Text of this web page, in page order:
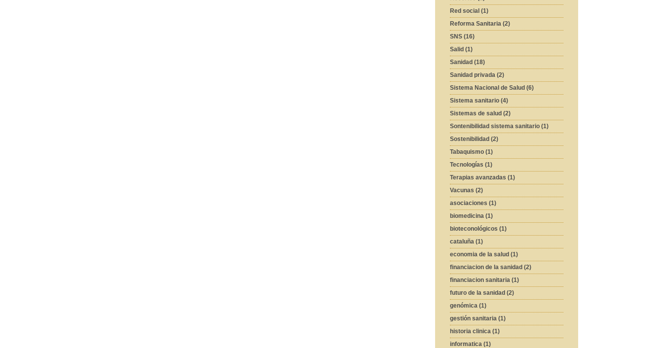
Red social (1)
Reforma Sanitaria (2)
SNS (16)
Salid (1)
Sanidad (18)
Sanidad privada (2)
Sistema Nacional de Salud (6)
Sistema sanitario (4)
Sistemas de salud (2)
Sontenibilidad sistema sanitario (1)
Sostenibilidad (2)
Tabaquismo (1)
Tecnologías (1)
Terapias avanzadas (1)
Vacunas (2)
asociaciones (1)
biomedicina (1)
bioteconológicos (1)
cataluña (1)
economia de la salud (1)
financiacion de la sanidad (2)
financiacion sanitaria (1)
futuro de la sanidad (2)
genómica (1)
gestión sanitaria (1)
historia clinica (1)
informatica (1)